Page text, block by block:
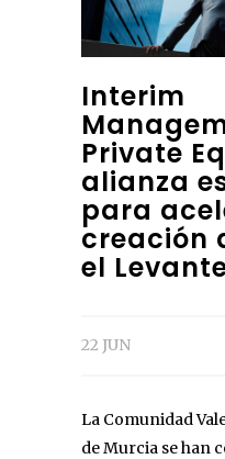
Interim
Private
alianza
para
creación
el
22 JUN
La Comunidad
de Murcia se han